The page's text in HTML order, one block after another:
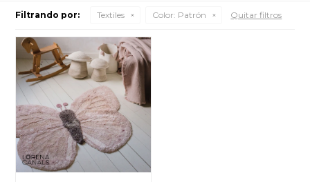
Filtrando por: Textiles Color: Patrón Quitar filtros